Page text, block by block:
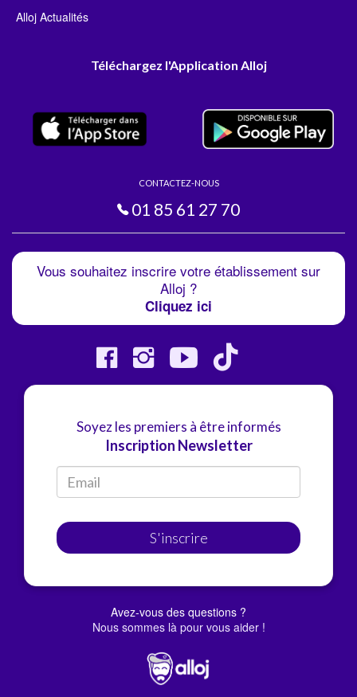
Alloj Actualités
Téléchargez l'Application Alloj
CONTACTEZ-NOUS
01 85 61 27 70
Vous souhaitez inscrire votre établissement sur
Alloj ?
Cliquez ici
Soyez les premiers à être informés
Inscription Newsletter
S'inscrire
Avez-vous des questions ?
Nous sommes là pour vous aider !